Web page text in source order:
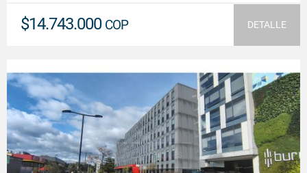
$14.743.000 COP DETALLE
VER DETALLES